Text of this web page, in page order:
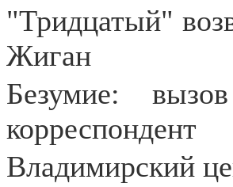
"Тридцатый"
Жиган
Безумие:
корреспондент
Владимирский